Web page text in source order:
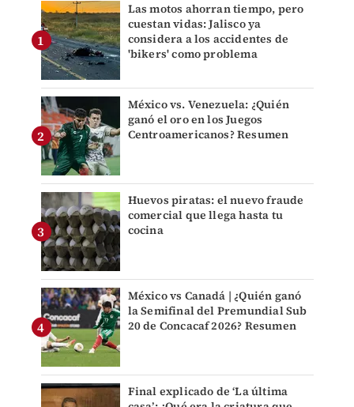
Las motos ahorran tiempo, pero
cuestan vidas: Jalisco ya
considera a los accidentes de
'bikers' como problema
México vs. Venezuela: ¿Quién
ganó el oro en los Juegos
Centroamericanos? Resumen
Huevos piratas: el nuevo fraude
comercial que llega hasta tu
cocina
México vs Canadá | ¿Quién ganó
la Semifinal del Premundial Sub
20 de Concacaf 2026? Resumen
Final explicado de ‘La última